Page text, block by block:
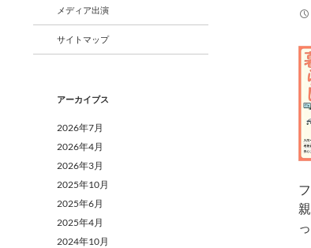
メディア出演
サイトマップ
アーカイブス
2026年7月
2026年4月
2026年3月
2025年10月
2025年6月
2025年4月
2024年10月